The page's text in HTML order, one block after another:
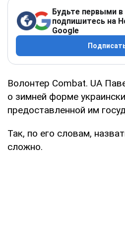
Будьте первыми в
подпишитесь на
Google
Волонтер Cоmbat. UA
о зимней форме
предоставленной им
Так, по его словам,
сложно.